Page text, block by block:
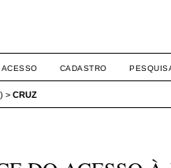
ACESSO CADASTRO
> CRUZ